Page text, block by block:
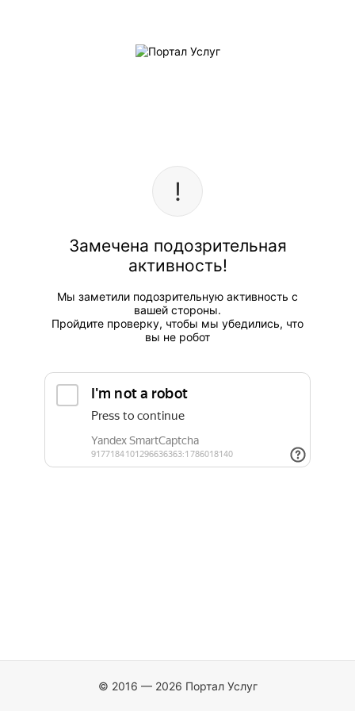
Замечена подозрительная
активность!
Мы заметили подозрительную активность с
вашей стороны.
Пройдите проверку, чтобы мы убедились, что
вы не робот
© 2016 — 2026 Портал Услуг